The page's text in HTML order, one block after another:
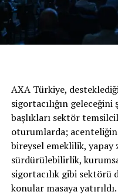
AXA Türkiye,
sigortacılığın
başlıkları sektör
oturumlarda;
bireysel emeklilik, yapay
sürdürülebilirlik,
sigortacılık gibi
konular masaya yatırıldı.